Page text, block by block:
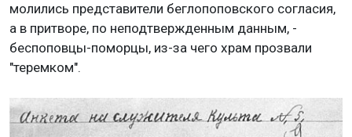
молились представители беглопоповского согласия,
а в притворе, по неподтвержденным данным, -
беспоповцы-поморцы, из-за чего храм прозвали
"теремком".